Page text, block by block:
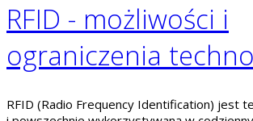
RFID - możliwości i
ograniczenia
RFID (Radio Frequency Identification) jest